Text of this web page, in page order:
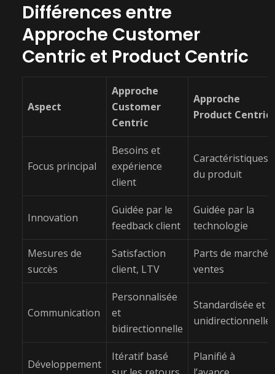
Différences entre
Approche Customer
Centric et Product Centric
Aspect
Approche
Customer
Centric
Approche
Product Centric
Focus principal
Besoins et
expérience
client
Caractéristiques
du produit
Innovation
Guidée par le
feedback client
Guidée par la
technologie
Mesures de
succès
Satisfaction
client, LTV
Parts de marché,
ventes
Communication
Personnalisée
et
bidirectionnelle
Standardisée et
unidirectionnelle
Développement
Itératif basé
Planifié à